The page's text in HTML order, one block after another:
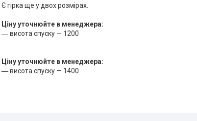
Є гірка ще у двох розмірах.
Ціну уточнюйте в менеджера:
― висота спуску — 1200
Ціну уточнюйте в менеджера:
― висота спуску — 1400